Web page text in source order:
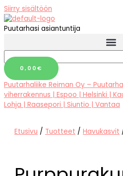
Siirry sisältöön
Puutarhasi asiantuntija
0,00 €
Puutarhaliike Reiman Oy –
viherrakennus | Espoo | Helsinki |
Lohja | Raasepori | Siuntio | Vantaa
Etusivu / Tuotteet /Havukasvit